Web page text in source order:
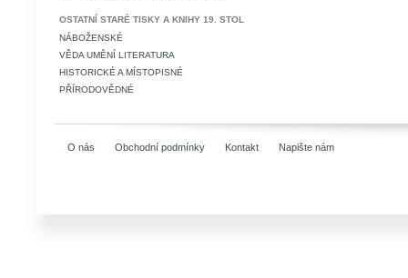
OSTATNÍ STARÉ TISKY A KNIHY 19. STOL
NÁBOŽENSKÉ
VĚDA UMĚNÍ LITERATURA
HISTORICKÉ A MÍSTOPISNÉ
PŘÍRODOVĚDNÉ
O nás Obchodní podmínky Kontakt Napište nám